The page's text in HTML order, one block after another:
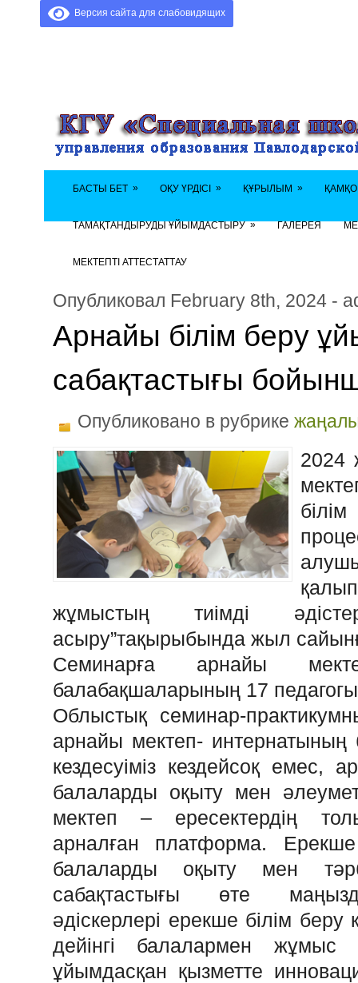
Версия сайта для слабовидящих
БАСТЫ БЕТ » ОҚУ ҮРДІСІ » ҚҰРЫЛЫМ »
ТАМАҚТАНДЫРУДЫ ҰЙЫМДАСТЫРУ » ГАЛЕРЕЯ
МЕКТЕПТІ АТТЕСТАТТАУ
Опубликовал February 8th, 2024 -
Арнайы білім беру
сабақтастығы
Опубликовано в рубрике
2024
жұмыстың тиімді
асыру”тақырыбында жыл
Семинарға арнайы
балабақшаларының 17
Облыстық семинар-
арнайы мектеп-
кездесуіміз кездейсоқ
балаларды оқыту мен
мектеп – ересектердің
арналған платформа. Ерекше
балаларды оқыту мен
сабақтастығы өте
әдіскерлері ерекше білім беру
дейінгі балалармен жұмыс
ұйымдасқан қызметте